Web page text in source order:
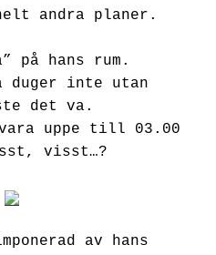
andra planer.
på hans rum.
duger inte utan
det va.
uppe till 03.00
visst…?
av hans